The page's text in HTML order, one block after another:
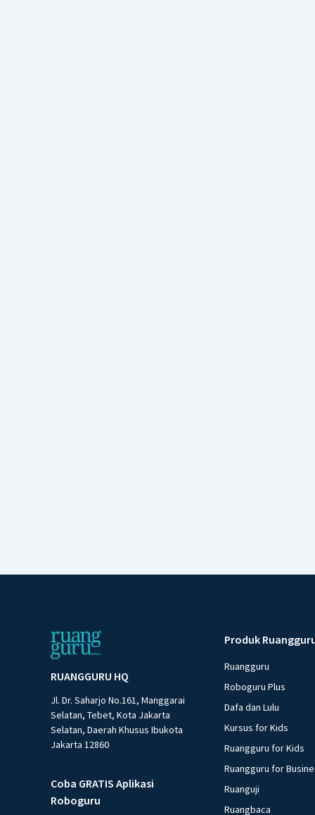
RUANGGURU HQ
Jl. Dr. Saharjo No.161, Manggarai
Selatan, Tebet, Kota Jakarta
Selatan, Daerah Khusus Ibukota
Jakarta 12860
Coba GRATIS Aplikasi
Roboguru
Produk
Ruangguru
Roboguru Plus
Dafa dan Lulu
Kursus for Kids
Ruangguru for Kids
Ruangguru for
Ruanguji
Ruangbaca